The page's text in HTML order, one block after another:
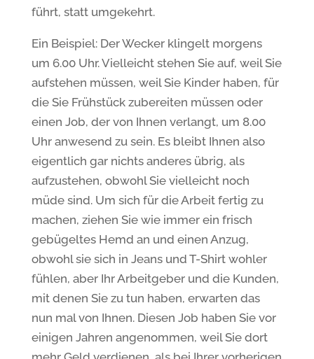
führt, statt umgekehrt.
Ein Beispiel: Der Wecker klingelt morgens
um 6.00 Uhr. Vielleicht stehen Sie auf, weil Sie
aufstehen müssen, weil Sie Kinder haben, für
die Sie Frühstück zubereiten müssen oder
einen Job, der von Ihnen verlangt, um 8.00
Uhr anwesend zu sein. Es bleibt Ihnen also
eigentlich gar nichts anderes übrig, als
aufzustehen, obwohl Sie vielleicht noch
müde sind. Um sich für die Arbeit fertig zu
machen, ziehen Sie wie immer ein frisch
gebügeltes Hemd an und einen Anzug,
obwohl sie sich in Jeans und T-Shirt wohler
fühlen, aber Ihr Arbeitgeber und die Kunden,
mit denen Sie zu tun haben, erwarten das
nun mal von Ihnen. Diesen Job haben Sie vor
einigen Jahren angenommen, weil Sie dort